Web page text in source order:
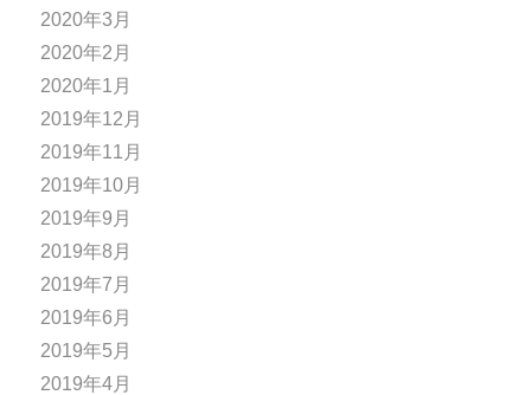
2020年3月
2020年2月
2020年1月
2019年12月
2019年11月
2019年10月
2019年9月
2019年8月
2019年7月
2019年6月
2019年5月
2019年4月